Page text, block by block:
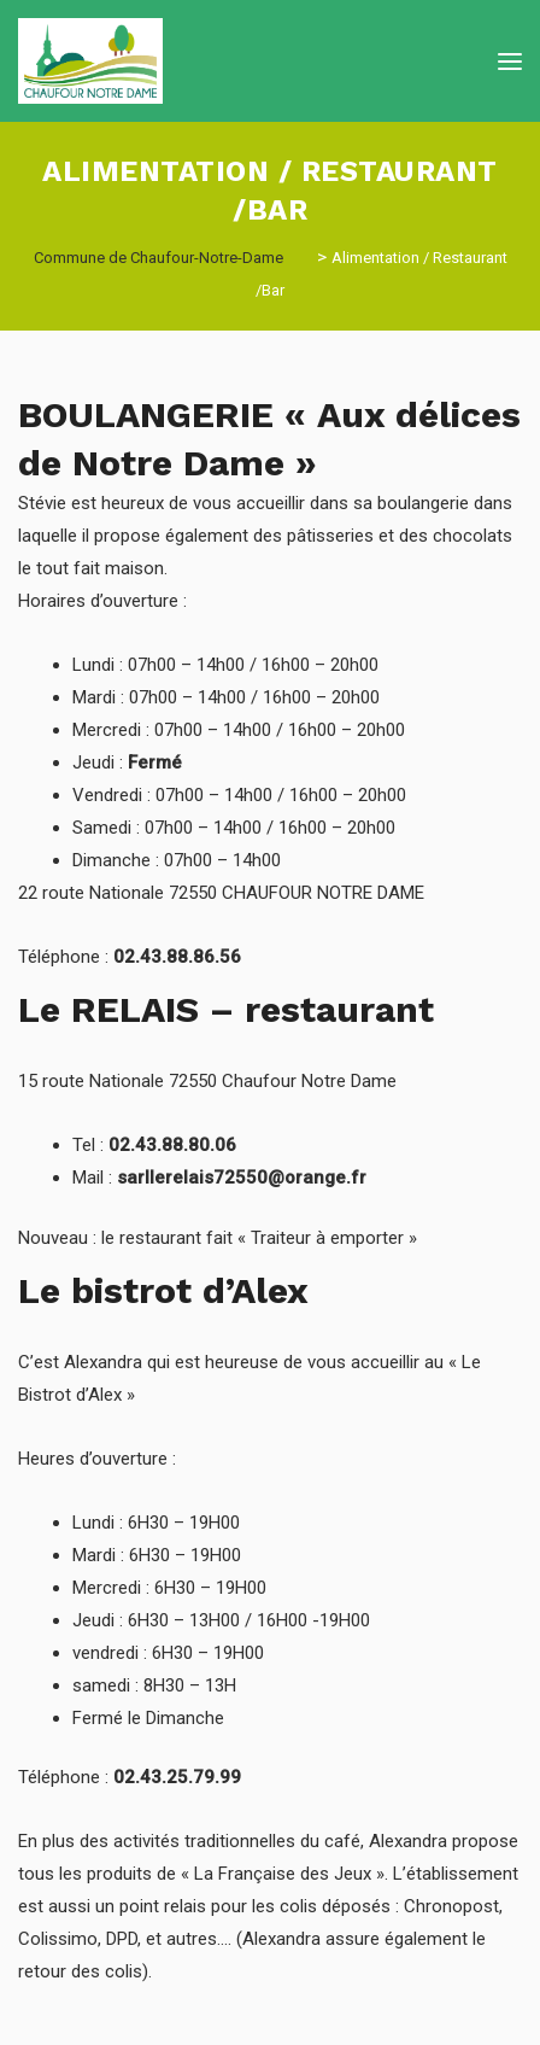
ALIMENTATION / RESTAURANT
/BAR
Commune de Chaufour-Notre-Dame > Alimentation / Restaurant
/Bar
BOULANGERIE « Aux délices
de Notre Dame »
Stévie est heureux de vous accueillir dans sa boulangerie dans
laquelle il propose également des pâtisseries et des chocolats
le tout fait maison.
Horaires d’ouverture :
Lundi : 07h00 – 14h00 / 16h00 – 20h00
Mardi : 07h00 – 14h00 / 16h00 – 20h00
Mercredi : 07h00 – 14h00 / 16h00 – 20h00
Jeudi : Fermé
Vendredi : 07h00 – 14h00 / 16h00 – 20h00
Samedi : 07h00 – 14h00 / 16h00 – 20h00
Dimanche : 07h00 – 14h00
22 route Nationale 72550 CHAUFOUR NOTRE DAME
Téléphone : 02.43.88.86.56
Le RELAIS – restaurant
15 route Nationale 72550 Chaufour Notre Dame
Tel : 02.43.88.80.06
Mail : sarllerelais72550@orange.fr
Nouveau : le restaurant fait « Traiteur à emporter »
Le bistrot d’Alex
C’est Alexandra qui est heureuse de vous accueillir au « Le
Bistrot d’Alex »
Heures d’ouverture :
Lundi : 6H30 – 19H00
Mardi : 6H30 – 19H00
Mercredi : 6H30 – 19H00
Jeudi : 6H30 – 13H00 / 16H00 -19H00
vendredi : 6H30 – 19H00
samedi : 8H30 – 13H
Fermé le Dimanche
Téléphone : 02.43.25.79.99
En plus des activités traditionnelles du café, Alexandra propose
tous les produits de « La Française des Jeux ». L’établissement
est aussi un point relais pour les colis déposés : Chronopost,
Colissimo, DPD, et autres…. (Alexandra assure également le
retour des colis).